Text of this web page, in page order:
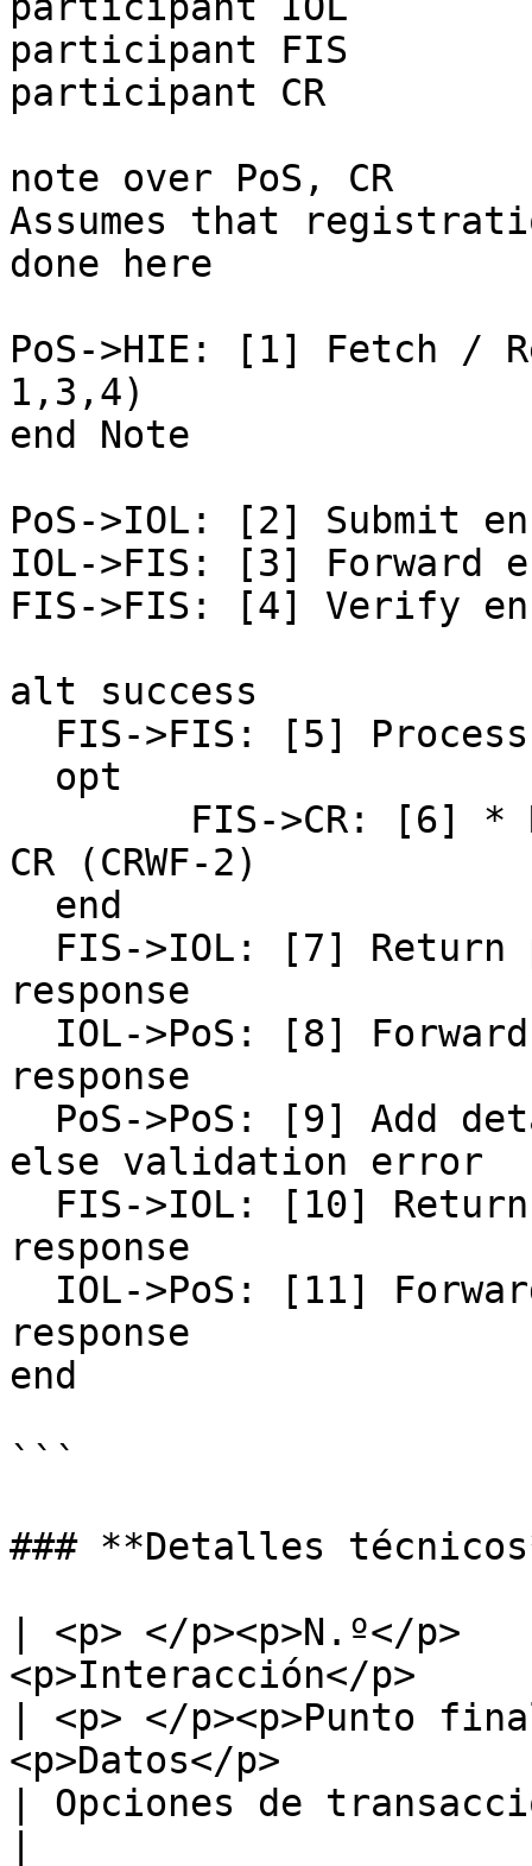
participant FIS
participant CR
note over PoS, CR
Assumes that
done here
PoS->HIE: [1] Fetch /
1,3,4)
end Note
PoS->IOL: [2] Submit
IOL->FIS: [3] Forward
FIS->FIS: [4] Verify
alt success
CR (CRWF-2)
response
response
else validation error
response
response
end
```
### **Detalles
| <p> </p><p>N.º</
<p>Interacción</p>
| <p> </p><p>Punto
<p>Datos</p>
| Opciones de